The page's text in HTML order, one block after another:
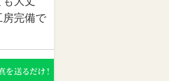
房完備で